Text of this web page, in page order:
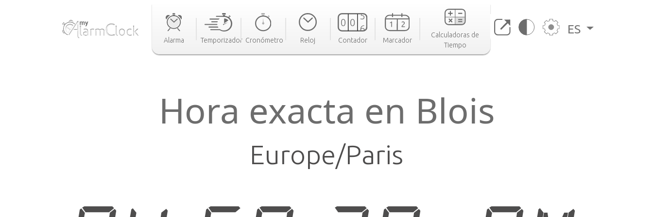
Alarma Temporizador Cronómetro Reloj Contador Marcador
Calculadoras de
Tiempo
ES
Hora exacta en Blois
Europe/Paris